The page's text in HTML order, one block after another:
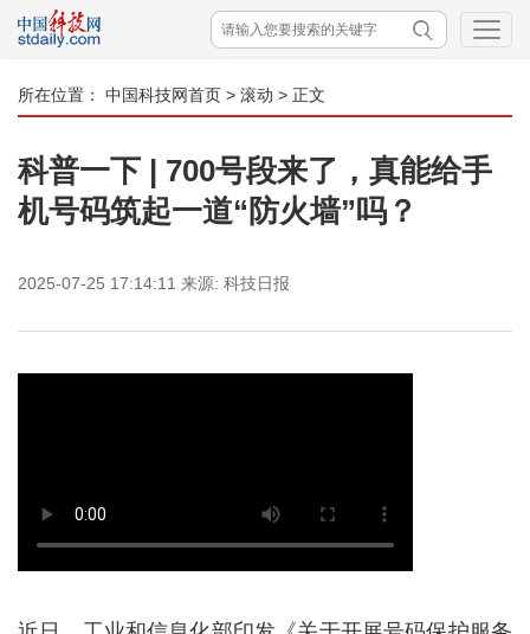
所在位置： 中国科技网首页 > 滚动 > 正文
科普一下 | 700号段来了，真能给手
机号码筑起一道“防火墙”吗？
2025-07-25 17:14:11 来源: 科技日报